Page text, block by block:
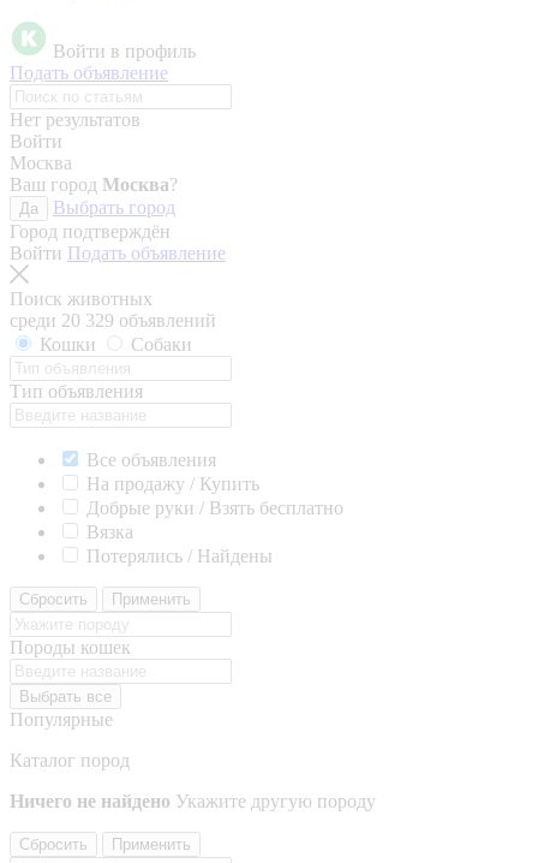
Войти в профиль
Подать объявление
Нет результатов
Войти
Москва
Ваш город Москва?
Да
Выбрать город
Город подтверждён
Войти Подать объявление
Поиск животных
среди 20 329 объявлений
Кошки
Собаки
Тип объявления
Все объявления
На продажу / Купить
Добрые руки / Взять бесплатно
Вязка
Потерялись / Найдены
Сбросить Применить
Породы кошек
Выбрать все
Популярные
Каталог пород
Ничего не найдено Укажите другую породу
Сбросить Применить